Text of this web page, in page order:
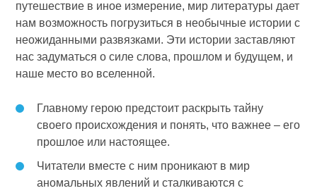
путешествие в иное измерение, мир литературы дает
нам возможность погрузиться в необычные истории с
неожиданными развязками. Эти истории заставляют
нас задуматься о силе слова, прошлом и будущем, и
наше место во вселенной.
Главному герою предстоит раскрыть тайну
своего происхождения и понять, что важнее – его
прошлое или настоящее.
Читатели вместе с ним проникают в мир
аномальных явлений и сталкиваются с